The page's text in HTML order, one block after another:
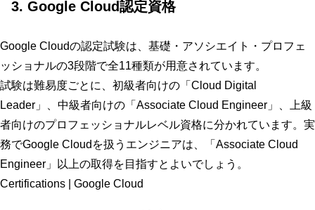
3. Google Cloud認定資格
Google Cloudの認定試験は、基礎・アソシエイト・プロフェ
ッショナルの3段階で全11種類が用意されています。
試験は難易度ごとに、初級者向けの「Cloud Digital
Leader」、中級者向けの「Associate Cloud Engineer」、上級
者向けのプロフェッショナルレベル資格に分かれています。実
務でGoogle Cloudを扱うエンジニアは、「Associate Cloud
Engineer」以上の取得を目指すとよいでしょう。
Certifications | Google Cloud